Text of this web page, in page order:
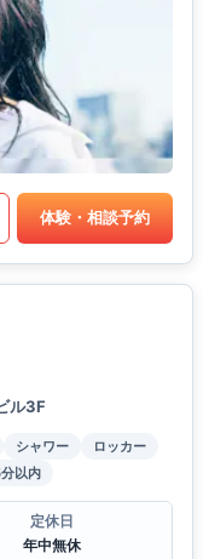
体験・相談予約
ル3F
シャワー
ロッカー
以内
定休日
年中無休